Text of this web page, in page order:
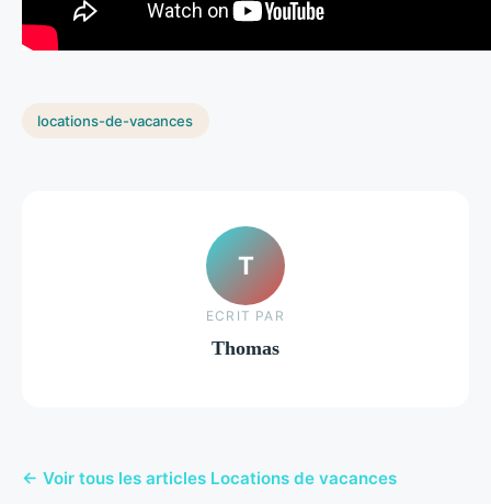
locations-de-vacances
T
ECRIT PAR
Thomas
← Voir tous les articles Locations de vacances